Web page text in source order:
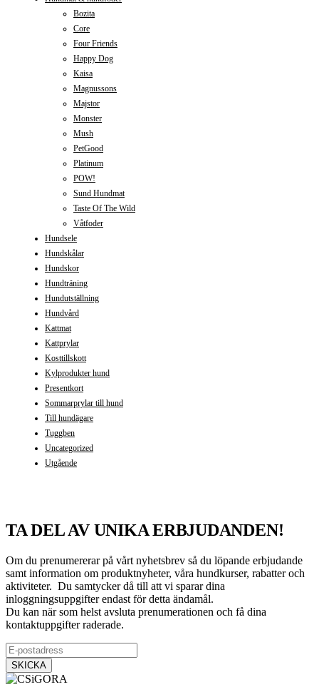
Bozita
Core
Four Friends
Happy Dog
Kaisa
Magnussons
Majstor
Monster
Mush
PetGood
Platinum
POW!
Sund Hundmat
Taste Of The Wild
Våtfoder
Hundsele
Hundskålar
Hundskor
Hundträning
Hundutställning
Hundvård
Kattmat
Kattprylar
Kosttillskott
Kylprodukter hund
Presentkort
Sommarprylar till hund
Till hundägare
Tuggben
Uncategorized
Utgående
TA DEL AV UNIKA ERBJUDANDEN!
Om du prenumererar på vårt nyhetsbrev så du löpande erbjudande
samt information om produktnyheter, våra hundkurser, rabatter och
aktiviteter. Du samtycker då till att vi sparar dina
inloggningsuppgifter endast för detta ändamål.
Du kan när som helst avsluta prenumerationen och få dina
kontaktuppgifter raderade.